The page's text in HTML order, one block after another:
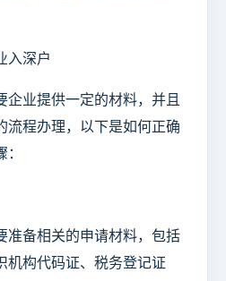
入深户
企业提供一定的材料，并且
流程办理，以下是如何正确
准备相关的申请材料，包括
机构代码证、税务登记证